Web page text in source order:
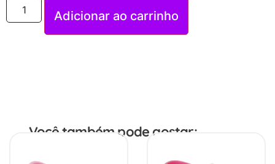
Adicionar ao carrinho
Você também pode gostar: